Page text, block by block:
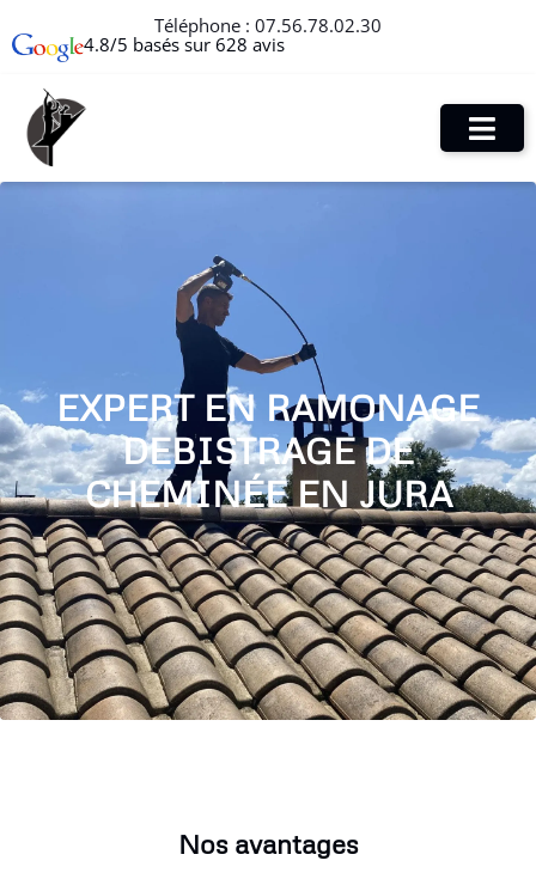
Téléphone : 07.56.78.02.30
4.8/5 basés sur 628 avis
EXPERT EN RAMONAGE
DEBISTRAGE DE
CHEMINÉE EN JURA
Nos avantages